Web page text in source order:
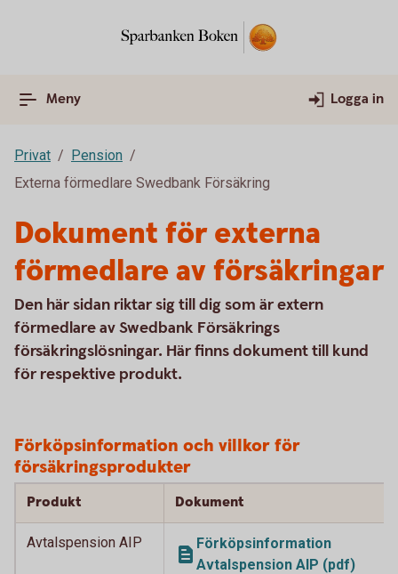
Meny Logga in
Privat
Pension
Externa förmedlare Swedbank Försäkring
Dokument för externa
förmedlare av försäkringar
Den här sidan riktar sig till dig som är extern
förmedlare av Swedbank Försäkrings
försäkringslösningar. Här finns dokument till kund
för respektive produkt.
Förköpsinformation och villkor för
försäkringsprodukter
Produkt Dokument
Avtalspension AIP
Förköpsinformation
Avtalspension AIP (pdf)